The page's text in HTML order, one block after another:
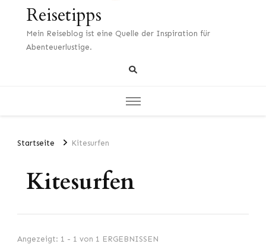
Reisetipps
Mein Reiseblog ist eine Quelle der Inspiration für
Abenteuerlustige.
Startseite Kitesurfen
Kitesurfen
Angezeigt: 1 - 1 von 1 ERGEBNISSEN